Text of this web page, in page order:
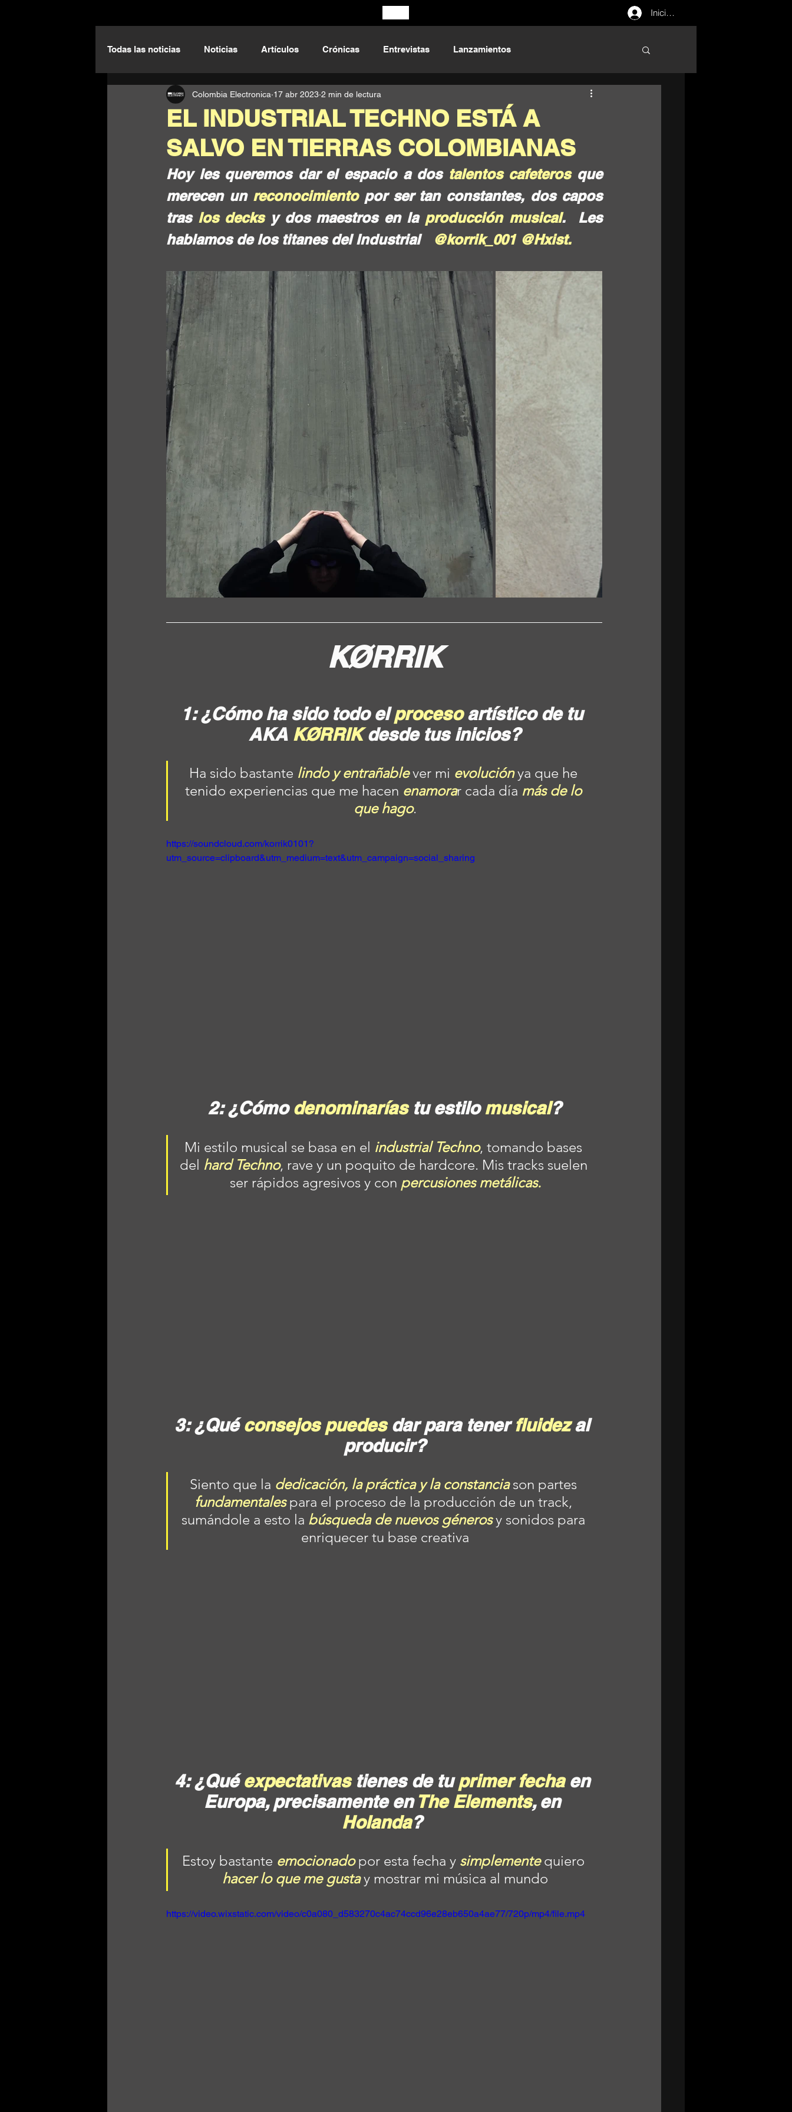
Iniciar sesión
Todas las noticias Noticias Artículos Crónicas Entrevistas Lanzamientos
Live Performance Sessions
EL INDUSTRIAL TECHNO ESTÁ A
SALVO EN TIERRAS COLOMBIANAS
Colombia Electronica 17 abr 2023 2 min de lectura
Hoy les queremos dar el espacio a dos talentos cafeteros que
merecen un reconocimiento por ser tan constantes, dos capos
tras los decks y dos maestros en la producción musical.  Les
hablamos de los titanes del Industrial
@korrik_001 @Hxist.
KØRRIK
1: ¿Cómo ha sido todo el proceso artístico de tu
AKA KØRRIK desde tus inicios?
Ha sido bastante lindo y entrañable ver mi evolución ya que he
tenido experiencias que me hacen enamorar cada día más de lo
que hago.
https://soundcloud.com/korrik0101?
utm_source=clipboard&utm_medium=text&utm_campaign=social_sharing
2: ¿Cómo denominarías tu estilo musical?
Mi estilo musical se basa en el industrial Techno, tomando bases
del hard Techno, rave y un poquito de hardcore. Mis tracks suelen
ser rápidos agresivos y con percusiones metálicas.
3: ¿Qué consejos puedes dar para tener fluidez al
producir?
Siento que la dedicación, la práctica y la constancia son partes
fundamentales para el proceso de la producción de un track,
sumándole a esto la búsqueda de nuevos géneros y sonidos para
enriquecer tu base creativa
4: ¿Qué expectativas tienes de tu primer fecha en
Europa, precisamente en The Elements, en
Holanda?
Estoy bastante emocionado por esta fecha y simplemente quiero
hacer lo que me gusta y mostrar mi música al mundo
https://video.wixstatic.com/video/c0a080_d583270c4ac74ccd96e28eb650a4ae77/720p/mp4/file.mp4